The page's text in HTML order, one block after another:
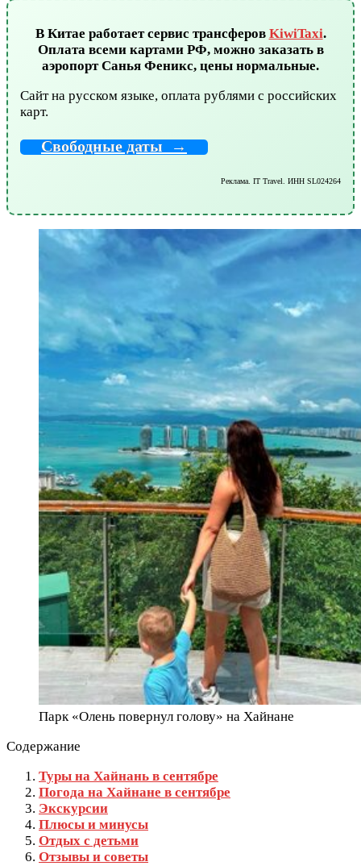
В Китае работает сервис трансферов KiwiTaxi.
Оплата всемикартами РФ, можно заказать в
аэропорт Санья Феникс, цены нормальные.
Сайт на русском языке, оплата рублями с российских
карт.
Свободные даты →
Реклама. IT Travel. ИНН SL024264
Парк «Олень повернул голову» на Хайнане
Содержание
Туры на Хайнань в сентябре
Погода на Хайнане в сентябре
Экскурсии
Плюсы и минусы
Отдых с детьми
Отзывы и советы